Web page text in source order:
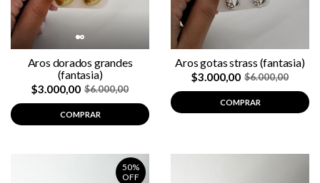
Aros dorados grandes
(fantasia)
$3.000,00 $6.000,00
COMPRAR
Aros gotas strass (fantasia)
$3.000,00 $6.000,00
COMPRAR
50%
OFF